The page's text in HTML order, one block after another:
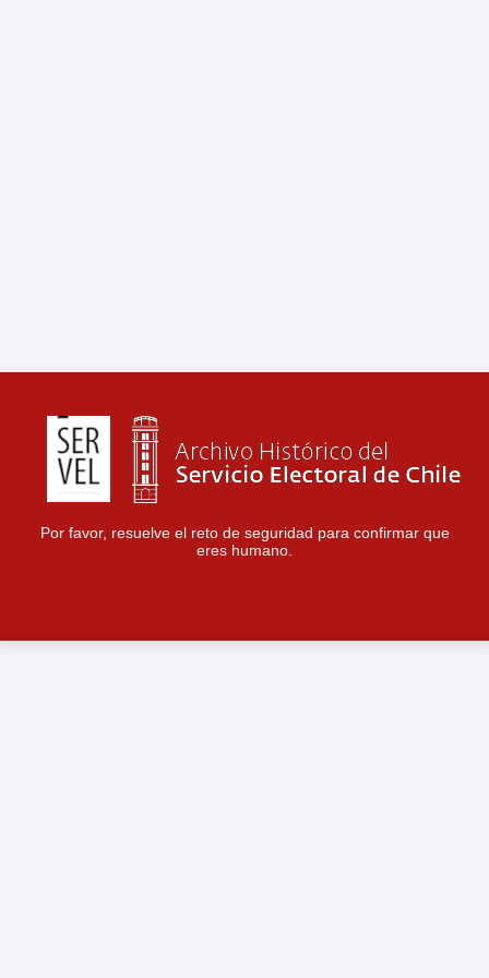
Por favor, resuelve el reto de seguridad para confirmar que
eres humano.